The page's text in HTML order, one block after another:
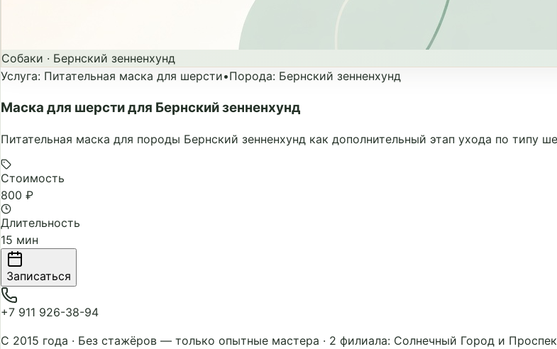
Собаки · Бернский зенненхунд
Услуга: Питательная маска для шерсти•Порода: Бернский зенненхунд
Маска для шерсти для Бернский зенненхунд
Питательная маска для породы Бернский зенненхунд как дополнительный этап ухода по типу
Стоимость
800 ₽
Длительность
15 мин
Записаться
+7 911 926-38-94
С 2015 года · Без стажёров — только опытные мастера · 2 филиала: Солнечный Город и